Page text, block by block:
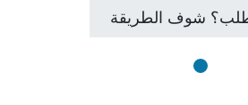
شوف الطريقة